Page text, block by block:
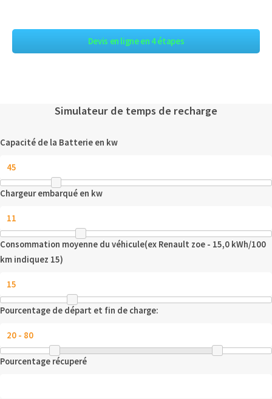
Devis en ligne en 4 étapes
Simulateur de temps de recharge
Capacité de la Batterie en kw
Chargeur embarqué en kw
Consommation moyenne du véhicule(ex Renault zoe - 15,0 kWh/100
km indiquez 15)
Pourcentage de départ et fin de charge:
Pourcentage récuperé